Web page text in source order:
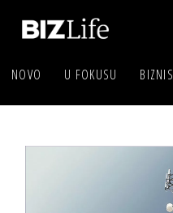
NOVO U FOKUSU BIZNIS